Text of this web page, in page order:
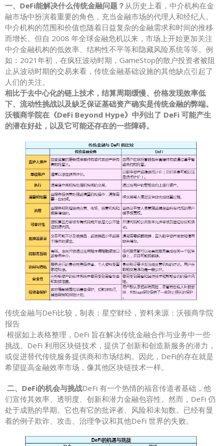
一、DeFi能解决什么传统金融问题？ 从历史上看，中介机构在金
融市场中扮演着重要的角色，充当金融市场的代理人和经纪人。
中介机构的范围和价值也随着日益复杂的金融需求和时间的推移
而增长。但自 2008 年全球金融危机以来，市场上开始更加关注
中介金融机构的低效率、结构性不平等和隐藏风险系统等等。例
如：2021年初，在疯狂波动时期，GameStop的散户投资者被阻
止从波动时期的交易来看，传统金融基础设施的其他缺点引起了
人们的关注。
相比于去中心化的链上技术，结算周期缓慢、价格发现效率低
下、流动性挑战以及缺乏保证基础资产确实是传统金融的弊端。
沃顿商学院在《DeFi Beyond Hype》中列出了 DeFi 可能产生
的潜在好处，以及它可能还存在的一些障碍。
传统金融与DeFi比较，制表：星空财经，资料来源：沃顿商学院
报告
根据如上表格整理，DeFi 旨在解决传统金融合作与业务中一些
挑战。DeFi 利用区块链技术，提供了创新和创造新服务的潜力，
或促进替代传统服务提供商和市场结构。因此，DeFi的存在就是
希望提高金融效率市场，像其他区块链技术一样。
二、DeFi的机会与挑战DeFi 有一个热情的福音传道者基础，他
们宣传其效率、透明度、创新和潜力金融包容性。然而，DeFi 仍
处于成熟的早期。它也有它的批评者、风险和未知数。已经有显
着的例子欺诈、攻击、治理争议和其他DeFi 世界的失败。